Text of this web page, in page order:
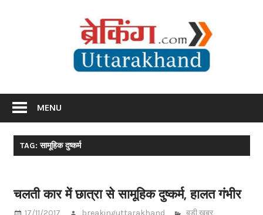
MENU
TAG: सामूहिक दुष्कर्म
चलती कार में छात्रा से सामूहिक दुष्कर्म, हालत गंभीर